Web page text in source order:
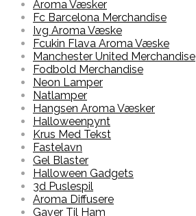
Aroma Væsker
Fc Barcelona Merchandise
Ivg Aroma Væske
Fcukin Flava Aroma Væske
Manchester United Merchandise
Fodbold Merchandise
Neon Lamper
Natlamper
Hangsen Aroma Væsker
Halloweenpynt
Krus Med Tekst
Fastelavn
Gel Blaster
Halloween Gadgets
3d Puslespil
Aroma Diffusere
Gaver Til Ham